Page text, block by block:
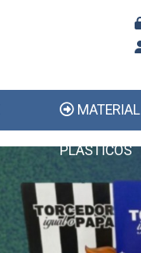
MATERIAL
PLÁSTICOS